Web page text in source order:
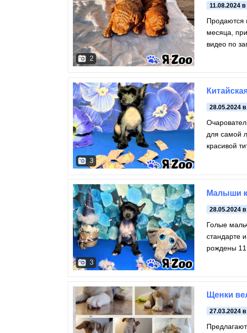
2
11.08.2024
Продаются
месяца,
видео по
3
28.05.2024
для самой
красивой
3
Малыши
28.05.2024
Голые
стандарте
рождены
Щенки
27.03.2024